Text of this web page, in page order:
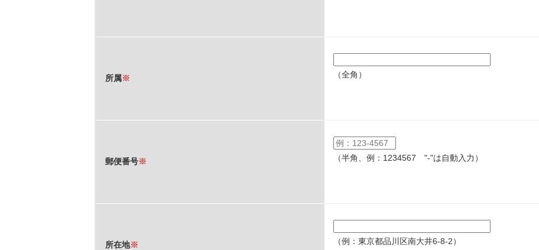
所属※ （全角）
郵便番号※ （半角、例：1234567 "-"は自動入力）
所在地※ （例：東京都品川区南大井6-8-2）